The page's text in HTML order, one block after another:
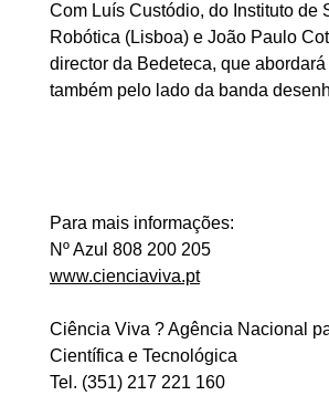
Com Luís Custódio, do Instituto de
Robótica (Lisboa) e João Paulo
director da Bedeteca, que
também pelo lado da banda
Para mais informações:
Nº Azul 808 200 205
www.cienciaviva.pt
Ciência Viva ? Agência Nacional
Científica e Tecnológica
Tel. (351) 217 221 160